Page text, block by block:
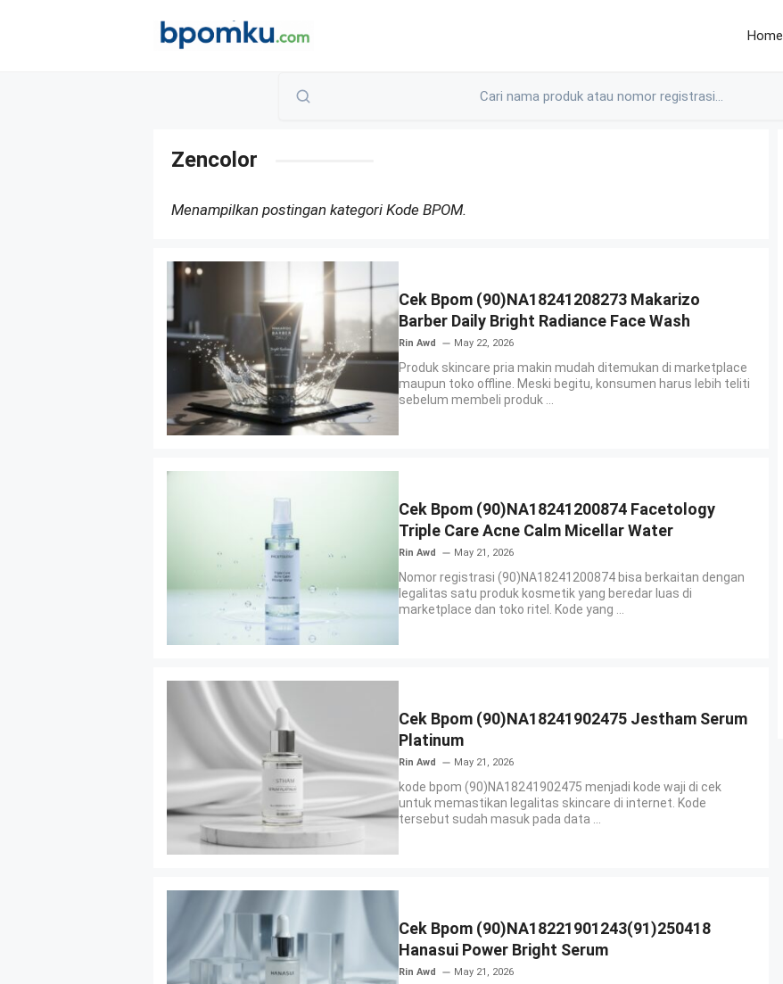
Home
Zencolor
Menampilkan postingan kategori Kode BPOM.
Cek Bpom (90)NA18241208273 Makarizo
Barber Daily Bright Radiance Face Wash
Rin Awd May 22, 2026
Produk skincare pria makin mudah ditemukan di marketplace
maupun toko offline. Meski begitu, konsumen harus lebih teliti
sebelum membeli produk ...
Cek Bpom (90)NA18241200874 Facetology
Triple Care Acne Calm Micellar Water
Rin Awd May 21, 2026
Nomor registrasi (90)NA18241200874 bisa berkaitan dengan
legalitas satu produk kosmetik yang beredar luas di
marketplace dan toko ritel. Kode yang ...
Cek Bpom (90)NA18241902475 Jestham Serum
Platinum
Rin Awd May 21, 2026
kode bpom (90)NA18241902475 menjadi kode waji di cek
untuk memastikan legalitas skincare di internet. Kode
tersebut sudah masuk pada data ...
Cek Bpom (90)NA18221901243(91)250418
Hanasui Power Bright Serum
Rin Awd May 21, 2026